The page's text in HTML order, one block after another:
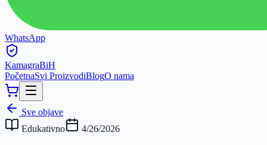
WhatsApp
KamagraBiH
PočetnaSvi ProizvodiBlogO nama
Sve objave
Edukativno
4/26/2026